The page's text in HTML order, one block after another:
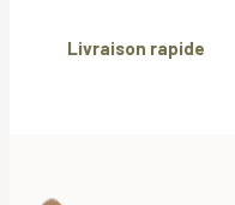
Livraison rapide